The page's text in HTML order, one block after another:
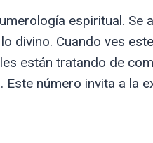
espiritual. Se
divino. Cuando ves
están tratando de
número invita a la